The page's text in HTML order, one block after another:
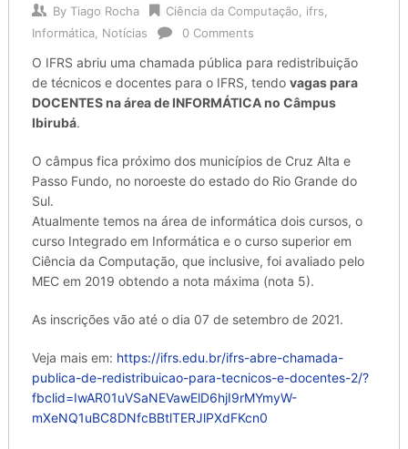
By Tiago Rocha Ciência da Computação ifrs
Informática, Notícias 0 Comments
O IFRS abriu uma chamada pública para redistribuição
de técnicos e docentes para o IFRS, tendo vagas para
DOCENTES na área de INFORMÁTICA no Câmpus
Ibirubá.
O câmpus fica próximo dos municípios de Cruz Alta e
Passo Fundo, no noroeste do estado do Rio Grande do
Sul.
Atualmente temos na área de informática dois cursos, o
curso Integrado em Informática e o curso superior em
Ciência da Computação, que inclusive, foi avaliado pelo
MEC em 2019 obtendo a nota máxima (nota 5).
As inscrições vão até o dia 07 de setembro de 2021.
Veja mais em: https://ifrs.edu.br/ifrs-abre-chamada-
publica-de-redistribuicao-para-tecnicos-e-docentes-2/?
fbclid=IwAR01uVSaNEVawElD6hjI9rMYmyW-
mXeNQ1uBC8DNfcBBtlTERJlPXdFKcn0